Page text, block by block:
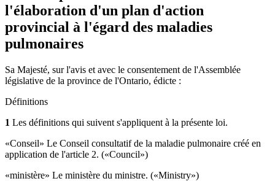
l'élaboration d'un plan d'action
provincial à l'égard des maladies
pulmonaires
Sa Majesté, sur l'avis et avec le consentement de l'Assemblée
législative de la province de l'Ontario, édicte :
Définitions
1 Les définitions qui suivent s'appliquent à la présente loi.
«Conseil» Le Conseil consultatif de la maladie pulmonaire créé en
application de l'article 2. («Council»)
«ministère» Le ministère du ministre. («Ministry»)